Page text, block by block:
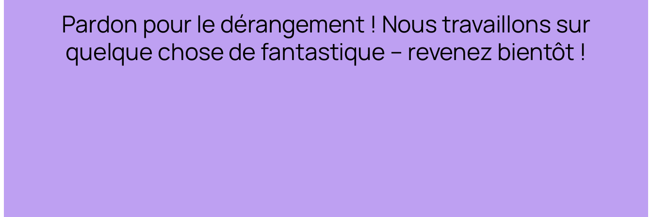
Pardon pour le dérangement ! Nous travaillons sur
quelque chose de fantastique – revenez bientôt !